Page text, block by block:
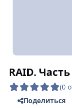
RAID.
(0
Поделиться